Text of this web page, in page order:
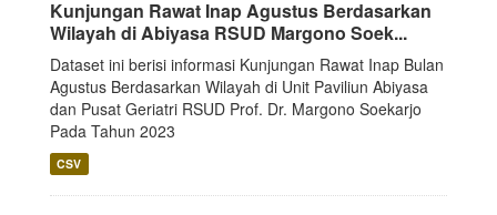
Kunjungan Rawat Inap Agustus Berdasarkan
Wilayah di Abiyasa RSUD Margono Soek...
Dataset ini berisi informasi Kunjungan Rawat Inap Bulan
Agustus Berdasarkan Wilayah di Unit Paviliun Abiyasa
dan Pusat Geriatri RSUD Prof. Dr. Margono Soekarjo
Pada Tahun 2023
CSV